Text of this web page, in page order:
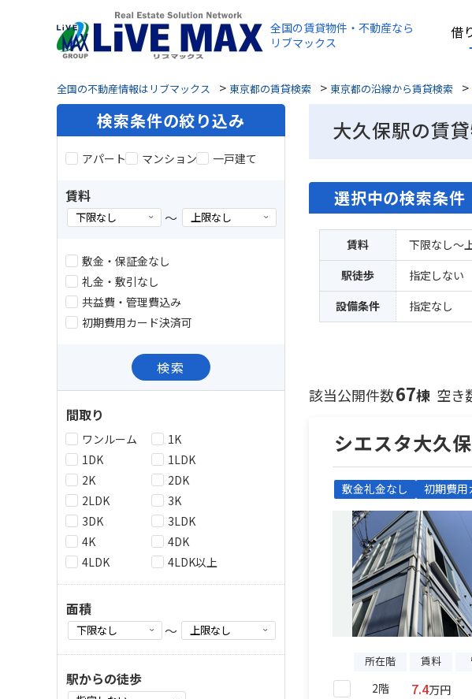
全国の賃貸物件・不動産なら
リブマックス
借
全国の不動産情報はリブマックス > 東京都の賃貸検索 > 東京都の沿線から賃貸検索 >
大久保駅の賃
選択中の検索条件
賃料 下限なし～
駅徒歩
指定しない
設備条件
指定なし
該当公開件数67棟 空き
シエスタ大久
敷金礼金なし 初期費用
所在階 賃料
2階 7.4万円
検索条件の絞り込み
アパート マンション 一戸建て
賃料
～
敷金・保証金なし
礼金・敷引なし
共益費・管理費込み
初期費用カード決済可
検索
間取り
ワンルーム
1K
1DK
1LDK
2K
2DK
2LDK
3K
3DK
3LDK
4K
4DK
4LDK
4LDK以上
面積
～
駅からの徒歩